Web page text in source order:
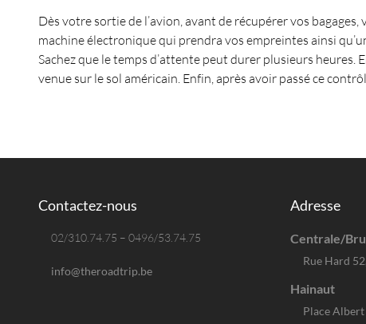
Dès votre sortie de l’avion, avant de récupérer vos
machine électronique qui prendra vos empreintes ainsi
Sachez que le temps d’attente peut durer plusieurs
venue sur le sol américain. Enfin, après avoir passé ce
Contactez-nous
02/310.74.75 – 0496/53.74.75
info@theroadtrip.be
Adresse
Centrale/
Rue Hard
Hainaut
Place